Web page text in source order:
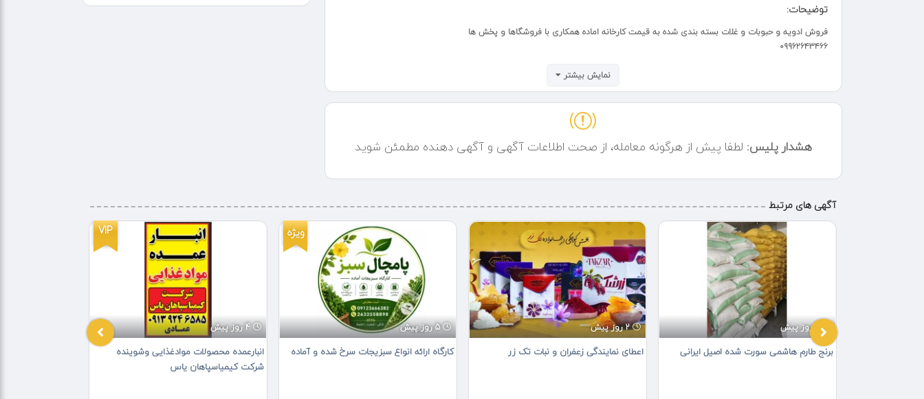
توضیحات:
فروش ادویه و حبوبات و غلات بسته بندی شده به قیمت کارخانه اماده همکاری با فروشگاها و پخش ها
۰۹۹۶۲۶۴۳۴۶۶
نمایش بیشتر
هشدار پلیس: لطفا پیش از هرگونه معامله، از صحت اطلاعات آگهی و آگهی دهنده مطمئن شوید
آگهی های مرتبط
VIP
4 روز پیش
انبارعمده محصولات موادغذایی وشوینده
شرکت کیمیاسپاهان یاس
ویژه
5 روز پیش
کارگاه ارائه انواع سبزیجات سرخ شده و آماده
2 روز پیش
اعطای نمایندگی زعفران و نبات تک زر
2 روز پیش
برنج طارم هاشمی سورت شده اصیل ایرانی